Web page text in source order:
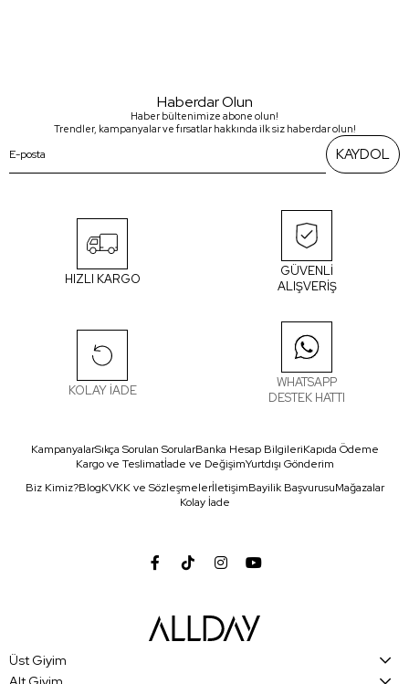
Haberdar Olun
Haber bültenimize abone olun!
Trendler, kampanyalar ve fırsatlar hakkında ilk siz haberdar olun!
KAYDOL
HIZLI KARGO
GÜVENLİ
ALIŞVERİŞ
KOLAY İADE
WHATSAPP
DESTEK HATTI
KampanyalarSıkça Sorulan SorularBanka Hesap BilgileriKapıda Ödeme
Kargo ve Teslimatİade ve DeğişimYurtdışı Gönderim
Biz Kimiz?BlogKVKK ve SözleşmelerİletişimBayilik BaşvurusuMağazalar
Kolay İade
Üst Giyim